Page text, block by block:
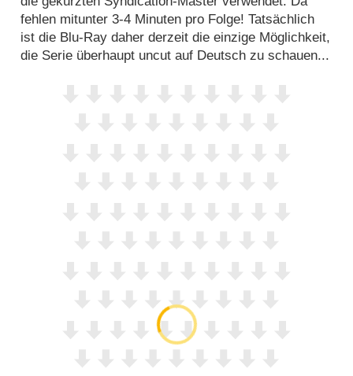
fehlen mitunter 3-4 Minuten pro Folge! Tatsächlich
ist die Blu-Ray daher derzeit die einzige Möglichkeit,
die Serie überhaupt uncut auf Deutsch zu schauen...